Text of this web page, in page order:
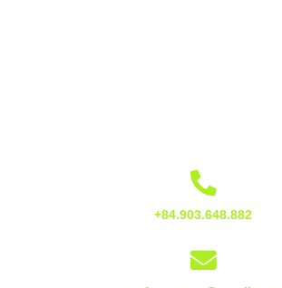
+84.903.648.882